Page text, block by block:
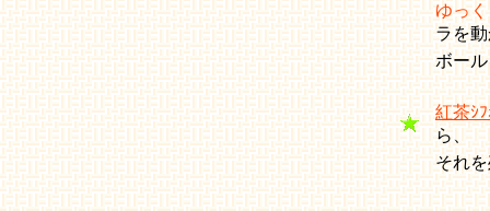
ゆっ
ラを
ボー
紅茶ｼﾌ
ら、
それ